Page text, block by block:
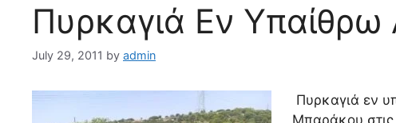
Πυρκαγιά Εν
July 29, 2011 by admin
Πυρκαγιά εν